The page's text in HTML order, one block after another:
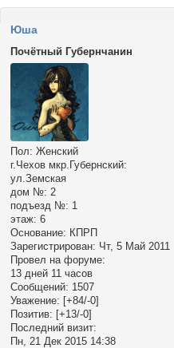
Юша
Почётный Губернчанин
Пол: Женский
г.Чехов мкр.Губернский:
ул.Земская
дом №: 2
подъезд №: 1
этаж: 6
Основание: КПРП
Зарегистрирован: Чт, 5 Май 2011
Провел на форуме:
13 дней 11 часов
Сообщений: 1507
Уважение: [+84/-0]
Позитив: [+13/-0]
Последний визит:
Пн, 21 Дек 2015 14:38